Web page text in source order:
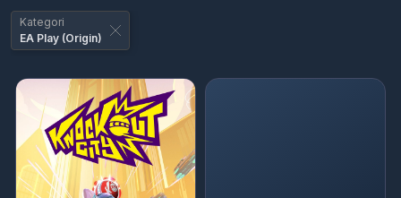
Kategori
EA Play (Origin)